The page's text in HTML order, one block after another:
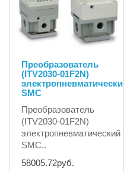
Преобразователь
(ITV2030-01F2N)
электропневматический
SMC
Преобразователь
(ITV2030-01F2N)
электропневматический
SMC..
58005.72руб.